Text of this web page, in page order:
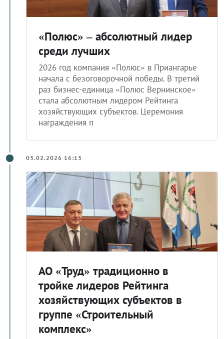
«Полюс» – абсолютный лидер
среди лучших
2026 год компания «Полюс» в Приангарье
начала с безоговорочной победы. В третий
раз бизнес-единица «Полюс Вернинское»
стала абсолютным лидером Рейтинга
хозяйствующих субъектов. Церемония
награждения п
03.02.2026 16:13
АО «Труд» традиционно в
тройке лидеров Рейтинга
хозяйствующих субъектов в
группе «Строительный
комплекс»